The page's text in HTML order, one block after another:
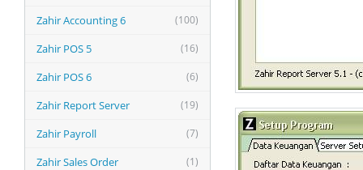
(100)
Zahir Accounting 6
(16)
Zahir POS 5
(6)
Zahir POS 6
(19)
Zahir Report Server
(7)
Zahir Payroll
(1)
Zahir Sales Order